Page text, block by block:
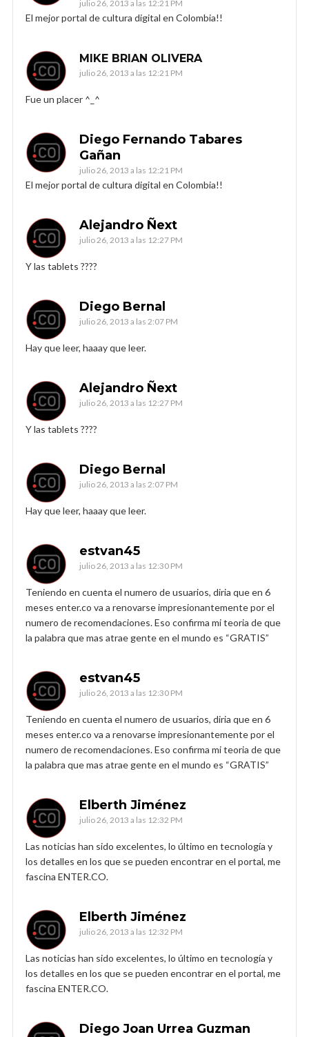
julio 26, 2013 a las 12:21 PM
El mejor portal de cultura digital en Colombia!!
MIKE BRIAN OLIVERA
julio 26, 2013 a las 12:21 PM
Fue un placer ^_^
Diego Fernando Tabares
Gañan
julio 26, 2013 a las 12:21 PM
El mejor portal de cultura digital en Colombia!!
Alejandro Ñext
julio 26, 2013 a las 12:27 PM
Y las tablets ????
Diego Bernal
julio 26, 2013 a las 2:07 PM
Hay que leer, haaay que leer.
Alejandro Ñext
julio 26, 2013 a las 12:27 PM
Y las tablets ????
Diego Bernal
julio 26, 2013 a las 2:07 PM
Hay que leer, haaay que leer.
estvan45
julio 26, 2013 a las 12:30 PM
Teniendo en cuenta el numero de usuarios, diria que en 6
meses enter.co va a renovarse impresionantemente por el
numero de recomendaciones. Eso confirma mi teoria de que
la palabra que mas atrae gente en el mundo es “GRATIS”
estvan45
julio 26, 2013 a las 12:30 PM
Teniendo en cuenta el numero de usuarios, diria que en 6
meses enter.co va a renovarse impresionantemente por el
numero de recomendaciones. Eso confirma mi teoria de que
la palabra que mas atrae gente en el mundo es “GRATIS”
Elberth Jiménez
julio 26, 2013 a las 12:32 PM
Las noticias han sido excelentes, lo último en tecnología y
los detalles en los que se pueden encontrar en el portal, me
fascina ENTER.CO.
Elberth Jiménez
julio 26, 2013 a las 12:32 PM
Las noticias han sido excelentes, lo último en tecnología y
los detalles en los que se pueden encontrar en el portal, me
fascina ENTER.CO.
Diego Joan Urrea Guzman